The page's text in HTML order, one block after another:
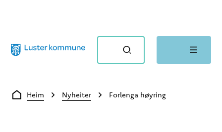
Du er her:
Heim Nyheiter Forlenga høyring